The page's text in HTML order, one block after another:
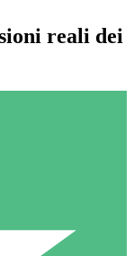
impegno
reali dei